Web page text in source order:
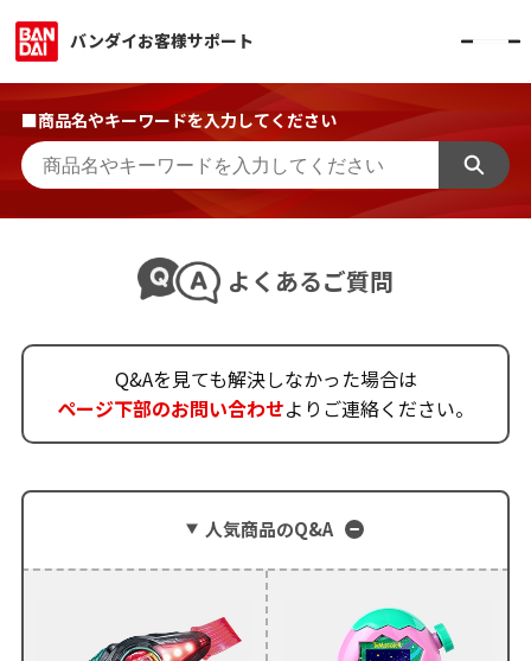
バンダイお客様サポート
■商品名やキーワードを入力してください
よくあるご質問
Q&Aを見ても解決しなかった場合は
ページ下部のお問い合わせよりご連絡ください。
人気商品のQ&A